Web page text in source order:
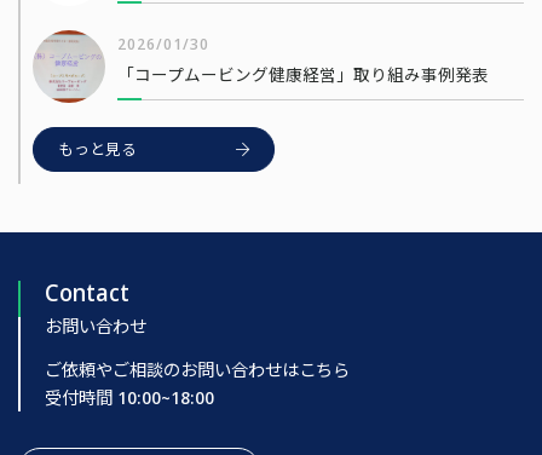
2026/01/30
「コープムービング健康経営」取り組み事例発表
もっと見る
Contact
お問い合わせ
ご依頼やご相談のお問い合わせはこちら
受付時間 10:00~18:00